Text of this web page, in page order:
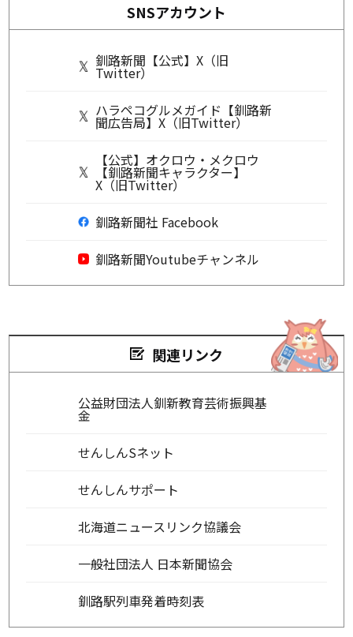
SNSアカウント
釧路新聞【公式】X（旧
Twitter）
ハラペコグルメガイド【釧路新
聞広告局】X（旧Twitter）
【公式】オクロウ・メクロウ
【釧路新聞キャラクター】
X（旧Twitter）
釧路新聞社 Facebook
釧路新聞Youtubeチャンネル
関連リンク
公益財団法人釧新教育芸術振興基
金
せんしんSネット
せんしんサポート
北海道ニュースリンク協議会
一般社団法人 日本新聞協会
釧路駅列車発着時刻表